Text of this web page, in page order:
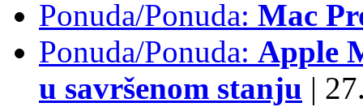
Ponuda/Ponuda: Mac
Ponuda/Ponuda: Apple
u savršenom stanju |